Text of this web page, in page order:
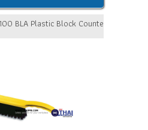
BLA Plastic Block Counter